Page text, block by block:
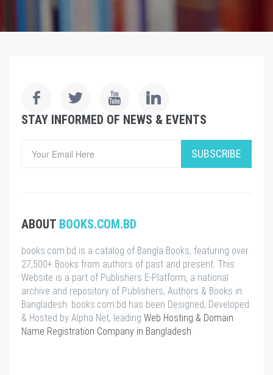
STAY INFORMED OF NEWS & EVENTS
SUBSCRIBE
ABOUT BOOKS.COM.BD
books.com.bd is a catalog of Bangla Books, featuring over
27,500+ Books from authors of past and present. This
Website is a part of Publishers E-Platform, a national
archive and repository of Publishers, Authors & Books in
Bangladesh. books.com.bd has been Designed, Developed
& Hosted by Alpha Net, leading Web Hosting & Domain
Name Registration Company in Bangladesh